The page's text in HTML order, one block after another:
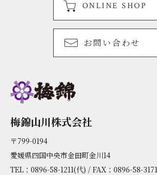
梅錦山川株式会社
〒799-0194
愛媛県四国中央市金田町金川14
TEL：0896-58-1211(代) / FAX：0896-58-3171
ONLINE SHOP
お問い合わせ